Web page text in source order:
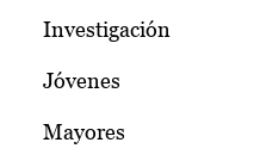
Investigación
Jóvenes
Mayores